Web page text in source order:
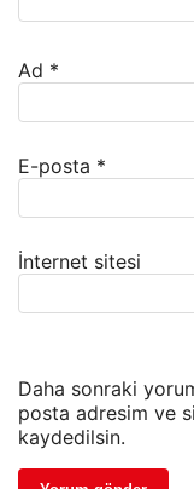
Ad *
E-posta *
İnternet sitesi
Daha sonraki
posta adresim ve
kaydedilsin.